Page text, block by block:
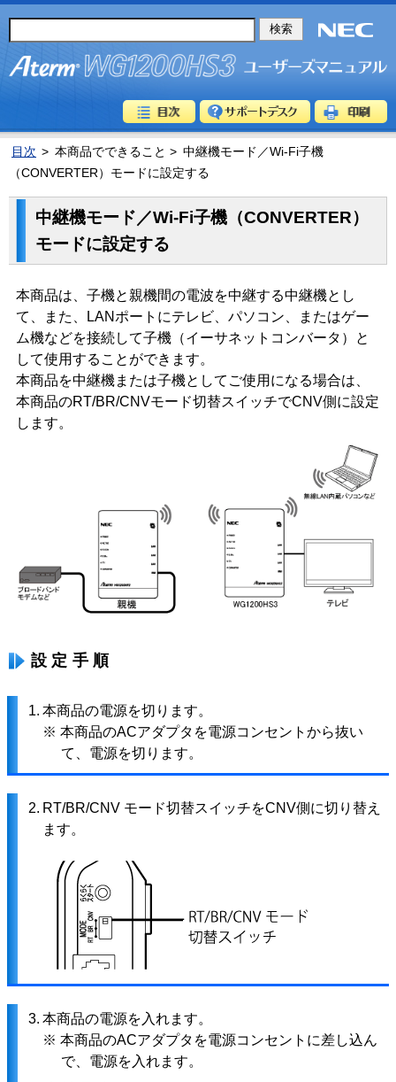
目次 > 本商品でできること > 中継機モード／Wi-Fi子機
（CONVERTER）モードに設定する
中継機モード／Wi-Fi子機（CONVERTER）
モードに設定する
本商品は、子機と親機間の電波を中継する中継機とし
て、また、LANポートにテレビ、パソコン、またはゲー
ム機などを接続して子機（イーサネットコンバータ）と
して使用することができます。
本商品を中継機または子機としてご使用になる場合は、
本商品のRT/BR/CNVモード切替スイッチでCNV側に設定
します。
設定手順
1. 本商品の電源を切ります。
※ 本商品のACアダプタを電源コンセントから抜い
て、電源を切ります。
2. RT/BR/CNV モード切替スイッチをCNV側に切り替え
ます。
3. 本商品の電源を入れます。
※ 本商品のACアダプタを電源コンセントに差し込ん
で、電源を入れます。